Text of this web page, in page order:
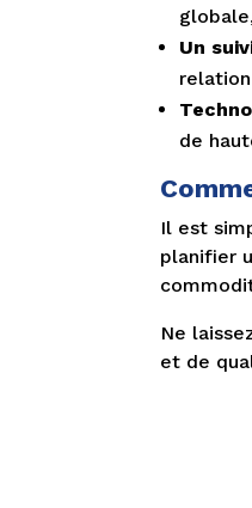
Un
de
Il est
planifier
Ne
et de